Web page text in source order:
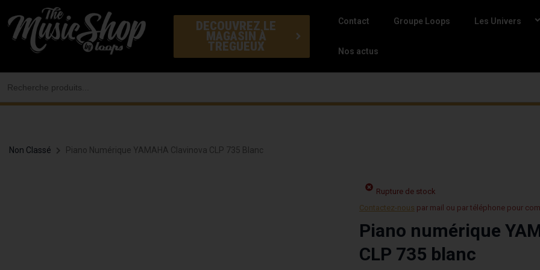
au
contenu
DECOUVREZ LE
MAGASIN À
TREGUEUX
Contact Groupe Loops Les Univers
Nos actus
Non Classé Piano Numérique YAMAHA Clavinova CLP 735 Blanc
Rupture de stock
Contactez-nous par mail ou par téléphone pour
Piano numérique
CLP 735 blanc